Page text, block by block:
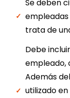
Se deben
empleadas
trata de
Debe
empleado,
Además
utilizado